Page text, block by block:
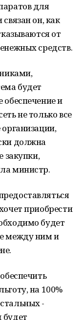
для
он, как
от
средств.
будет
обеспечение и
не только все
должна
закупки,
министр.
приобрести
будет
между ним и
на 100%
-
будет